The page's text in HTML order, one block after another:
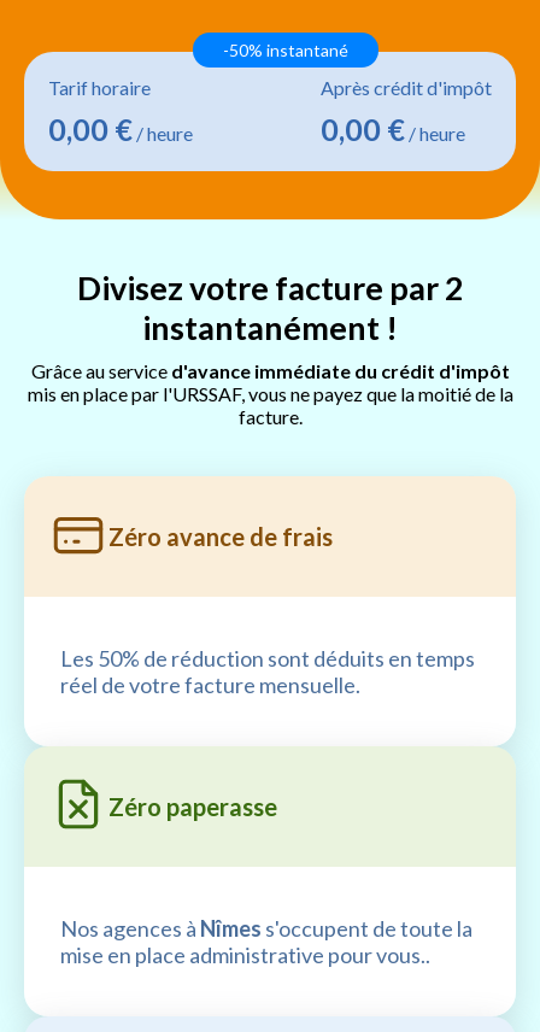
Tarif horaire
0,00 € / heure
Après crédit d'impôt
0,00 € / heure
-50% instantané
Divisez votre facture par 2
instantanément !
Grâce au service d'avance immédiate du crédit d'impôt
mis en place par l'URSSAF, vous ne payez que la moitié de la
facture.
Zéro avance de frais
Les 50% de réduction sont déduits en temps
réel de votre facture mensuelle.
Zéro paperasse
Nos agences à Nîmes s'occupent de toute la
mise en place administrative pour vous..